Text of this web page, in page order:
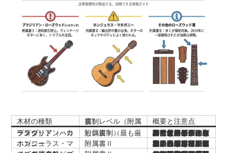
木材の種類 規制レベル（附属書）
概要と注意点
ブラジリアン・ローズウッド（ハカランダ）
附属書Ⅰ（最も厳しい規制）
商業目的の国際取引は原則禁止。ヴィンテージギターの指板やボディに多く使用されており、トラブルの主因となりやすい木材です。例外的な許可を得るには極めて厳格な条件を満たす必要があります。
ホンジュラス・マホガニー
附属書Ⅱ
多くのギターのネックやボディに使用される木材です。ただし、規制対象となる範囲は丸太・製材・単板・合板などに限定される場合があり、完成したギターについては、材の学名や形状、原産国、船積国、各国の運用を確認する必要があります。